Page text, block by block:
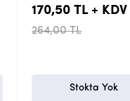
210,16 TL + KDV
325,42 TL
Stokta Yok